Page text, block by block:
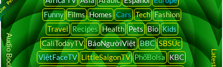
Funny Films Homes Cars Tech Fashion
Travel Recipes Health Pets Bio Kids
CaliTodayTV BáoNgườiViệt BBC SBSÚc
ViệtFaceTV LittleSaigonTV PhốBolsa KBC